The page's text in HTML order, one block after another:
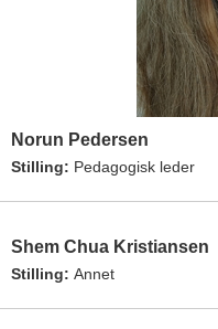
Norun Pedersen
Stilling: Pedagogisk leder
Shem Chua Kristiansen
Stilling: Annet